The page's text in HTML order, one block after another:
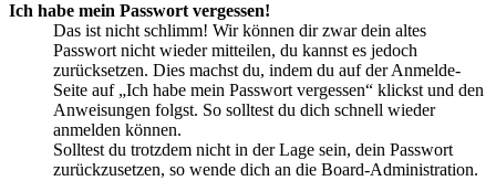
Ich habe mein Passwort vergessen!
Das ist nicht schlimm! Wir können dir zwar dein altes
Passwort nicht wieder mitteilen, du kannst es jedoch
zurücksetzen. Dies machst du, indem du auf der Anmelde-
Seite auf „Ich habe mein Passwort vergessen“ klickst und den
Anweisungen folgst. So solltest du dich schnell wieder
anmelden können.
Solltest du trotzdem nicht in der Lage sein, dein Passwort
zurückzusetzen, so wende dich an die Board-Administration.